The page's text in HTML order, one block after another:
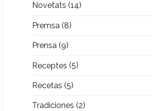
Novetats (14)
Premsa (8)
Prensa (9)
Receptes (5)
Recetas (5)
Tradiciones (2)